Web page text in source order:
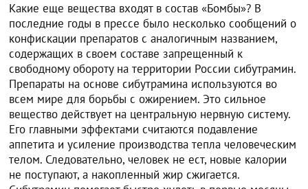
Какие еще вещества входят в состав «Бомбы»? В
последние годы в прессе было несколько сообщений о
конфискации препаратов с аналогичным названием,
содержащих в своем составе запрещенный к
свободному обороту на территории России сибутрамин.
Препараты на основе сибутрамина используются во
всем мире для борьбы с ожирением. Это сильное
вещество действует на центральную нервную систему.
Его главными эффектами считаются подавление
аппетита и усиление производства тепла человеческим
телом. Следовательно, человек не ест, новые калории
не поступают, а накопленный жир сжигается.